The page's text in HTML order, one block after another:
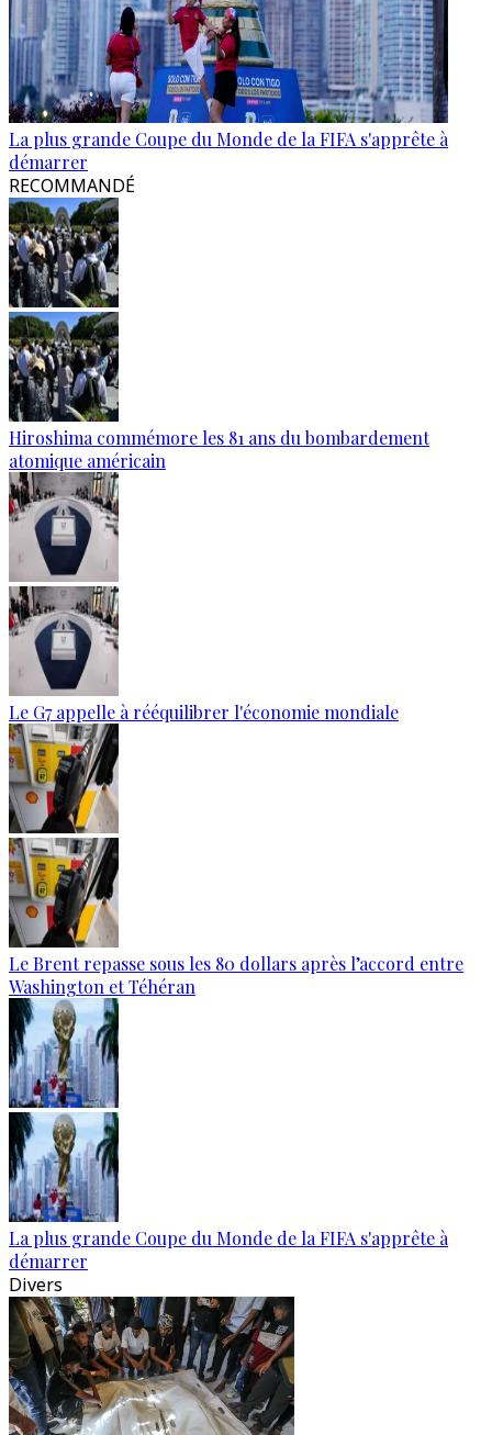
La plus grande Coupe du Monde de la FIFA s'apprête à
démarrer
RECOMMANDÉ
Hiroshima commémore les 81 ans du bombardement
atomique américain
Le G7 appelle à rééquilibrer l'économie mondiale
Le Brent repasse sous les 80 dollars après l’accord entre
Washington et Téhéran
La plus grande Coupe du Monde de la FIFA s'apprête à
démarrer
Divers